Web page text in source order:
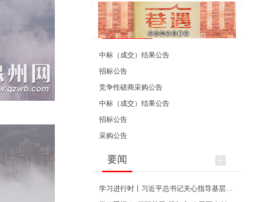
便民资讯
中标（成交）结果公告
招标公告
竞争性磋商采购公告
中标（成交）结果公告
招标公告
采购公告
要闻